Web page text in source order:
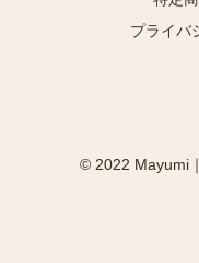
プライバ
© 2022 Mayumi